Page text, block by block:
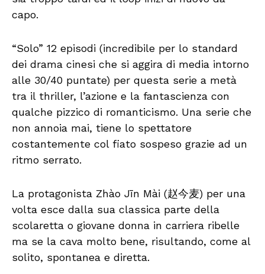
capo.
“Solo” 12 episodi (incredibile per lo standard
dei drama cinesi che si aggira di media intorno
alle 30/40 puntate) per questa serie a metà
tra il thriller, l’azione e la fantascienza con
qualche pizzico di romanticismo. Una serie che
non annoia mai, tiene lo spettatore
costantemente col fiato sospeso grazie ad un
ritmo serrato.
La protagonista Zhào Jīn Mài (赵今麦) per una
volta esce dalla sua classica parte della
scolaretta o giovane donna in carriera ribelle
ma se la cava molto bene, risultando, come al
solito, spontanea e diretta.